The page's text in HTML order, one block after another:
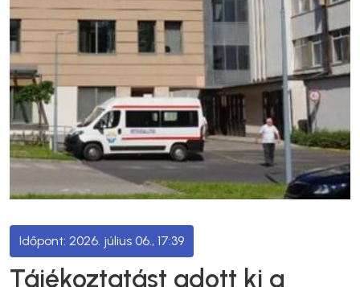
2026. július 06., 17:39
Tájékoztatást adott ki a